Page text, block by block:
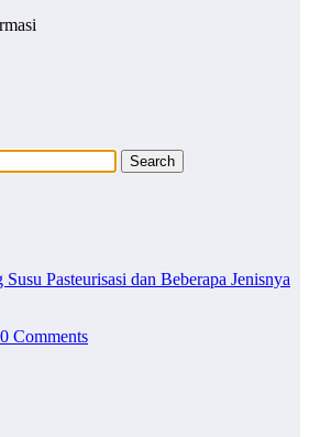
Susu Pasteurisasi dan Beberapa Jenisnya
0 Comments